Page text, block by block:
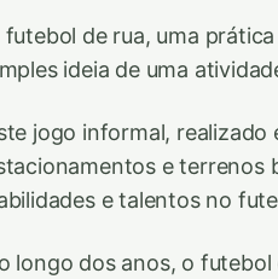
futebol de rua, uma
ideia de uma
jogo informal, realizado
e terrenos
e talentos no
longo dos anos, o